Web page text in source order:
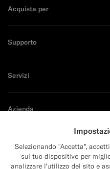
Acquista per
Supporto
Servizi
Azienda
Selezionando "Accetta",
sul tuo dispositivo per
analizzare l'utilizzo del sito e